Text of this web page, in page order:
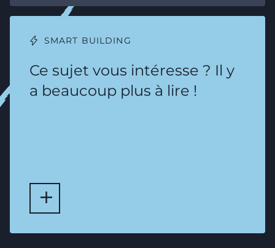
SMART BUILDING
Ce sujet vous intéresse ? Il y
a beaucoup plus à lire !
LIRE PLUS D'ARTICLES